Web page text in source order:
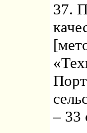
37.
– 33